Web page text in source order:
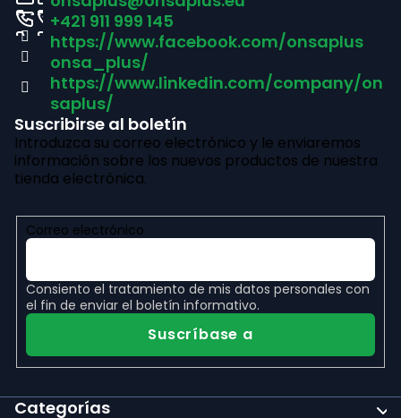
á
g
+421 911 999 145
https://www.facebook.com/onsaplus
onsa_plus/
https://www.linkedin.com/company/on
saplus/
Suscribirse al boletín
Introduzca su correo electrónico y le enviaremos
información sobre los nuevos productos de nuestra
tienda electrónica.
Correo electrónico
Consiento el tratamiento de mis datos personales con
el fin de enviar el boletín informativo.
Suscríbase a
Categorías